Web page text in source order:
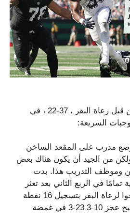
تم تفجير الطائرات من قبل رعاة البقر ، 37-22 ، في
السريعة:
مدرب على المقعد الساخن
من الجيد أن يكون هناك بعض
وموظف التدريب هذا. بدت
تمامًا في الربع الثاني بعد تعثر
قاعة بريس. لقد سمحوا لرعاة البقر بتسجيل 16 نقطة
في 42 ثانية وفجأة أصبح عجز 10-3 23-3 في غمضة